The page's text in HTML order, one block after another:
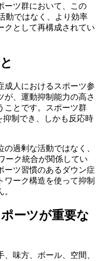
ーツ群において、この
動ではなく、より効率
クとして再構成されてい
成人におけるスポーツ参
が、運動抑制能力の高さ
ことです。スポーツ群
抑制でき、しかも反応時
過剰な活動ではなく、
ーク統合が関係してい
ーツ習慣のあるダウン症
ワーク構造を使って抑制
ーツが重要な
味方、ボール、空間、